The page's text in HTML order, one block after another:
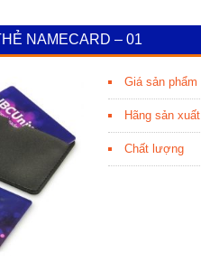
NAMECARD – 01
Giá sản phẩm
Hãng sản xuất
Chất lượng